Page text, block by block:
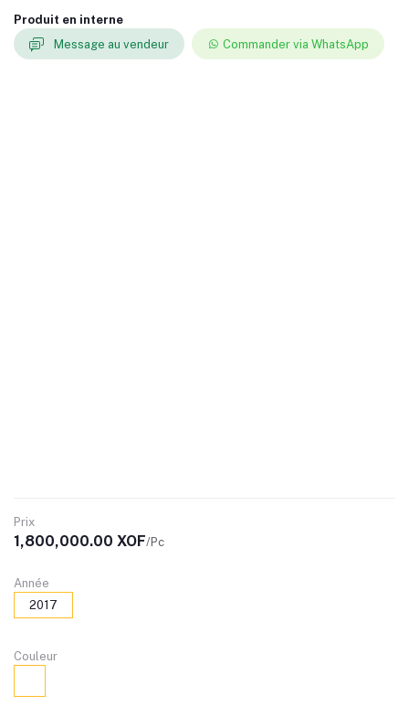
Produit en interne
Message au vendeur
Commander via WhatsApp
Prix
1,800,000.00 XOF/Pc
Année
2017
Couleur